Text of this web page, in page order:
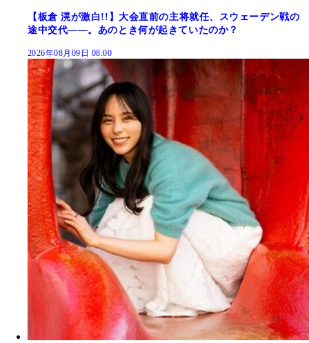
【板倉 滉が激白!!】大会直前の主将就任、スウェーデン戦の
途中交代――。あのとき何が起きていたのか？
2026年08月09日 08:00